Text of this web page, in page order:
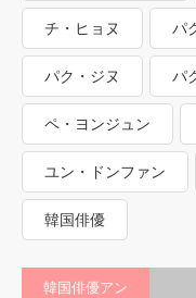
チ・ヒョヌ パ
パク・ジヌ パ
ペ・ヨンジュン
ユン・ドンファン
韓国俳優
韓国俳優アン